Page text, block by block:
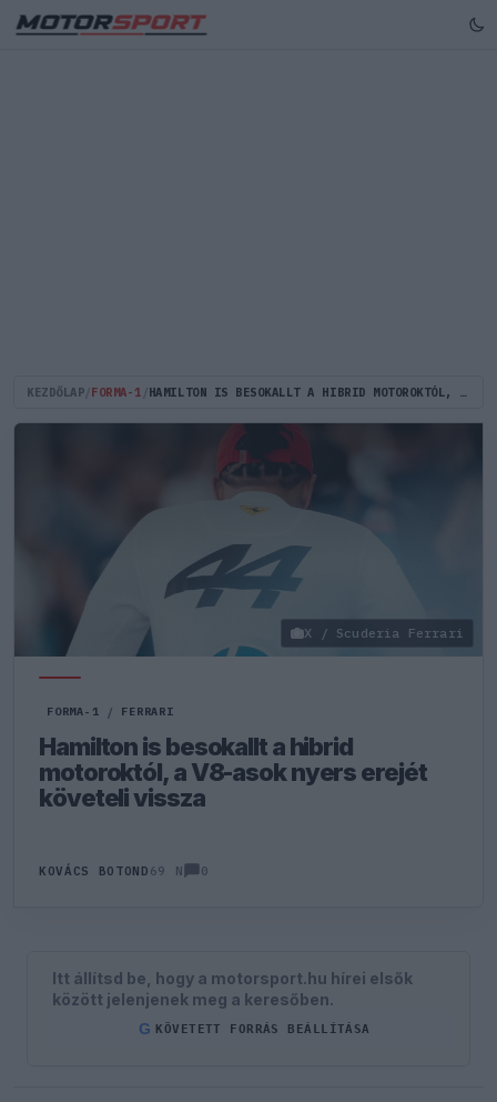
KEZDŐLAP FORMA-1 HAMILTON IS BESOKALLT A HIBRID MOTOROKTÓL, A V8-ASOK NYERS EREJÉT KÖVETELI VISSZA
X / Scuderia Ferrari
FORMA-1 / FERRARI
Hamilton is besokallt a hibrid
motoroktól, a V8-asok nyers erejét
követeli vissza
KOVÁCS BOTOND 69 N 0
Itt állítsd be, hogy a motorsport.hu hírei elsők
között jelenjenek meg a keresőben.
G KÖVETETT FORRÁS BEÁLLÍTÁSA